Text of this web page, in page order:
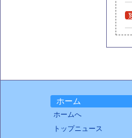
ホーム
ホームへ
トップニュース